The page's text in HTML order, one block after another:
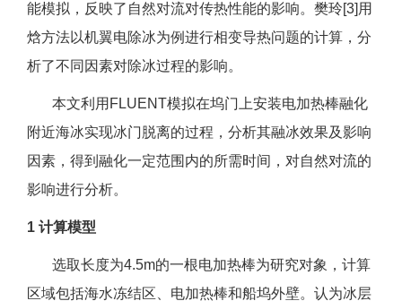
能模拟，反映了自然对流对传热性能的影响。樊玲[3]用
焓方法以机翼电除冰为例进行相变导热问题的计算，分
析了不同因素对除冰过程的影响。
本文利用FLUENT模拟在坞门上安装电加热棒融化
附近海冰实现冰门脱离的过程，分析其融冰效果及影响
因素，得到融化一定范围内的所需时间，对自然对流的
影响进行分析。
1 计算模型
选取长度为4.5m的一根电加热棒为研究对象，计算
区域包括海水冻结区、电加热棒和船坞外壁。认为冰层